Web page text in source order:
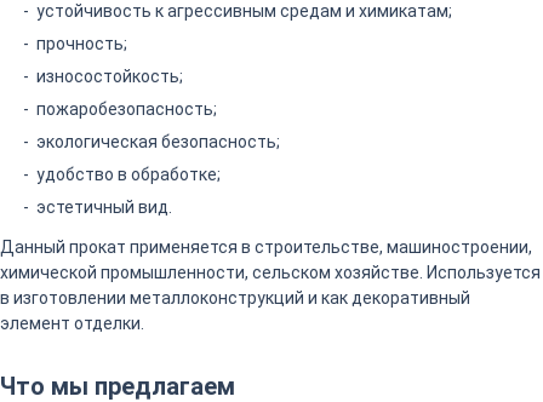
устойчивость к агрессивным средам и химикатам;
прочность;
износостойкость;
пожаробезопасность;
экологическая безопасность;
удобство в обработке;
эстетичный вид.
Данный прокат применяется в строительстве, машиностроении,
химической промышленности, сельском хозяйстве. Используется
в изготовлении металлоконструкций и как декоративный
элемент отделки.
Что мы предлагаем